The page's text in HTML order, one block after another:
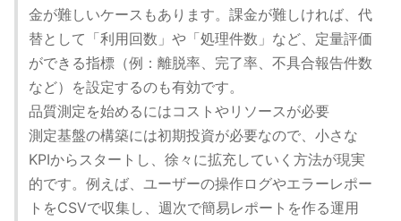
金が難しいケースもあります。課金が難しければ、代
替として「利用回数」や「処理件数」など、定量評価
ができる指標（例：離脱率、完了率、不具合報告件数
など）を設定するのも有効です。
品質測定を始めるにはコストやリソースが必要
測定基盤の構築には初期投資が必要なので、小さな
KPIからスタートし、徐々に拡充していく方法が現実
的です。例えば、ユーザーの操作ログやエラーレポー
トをCSVで収集し、週次で簡易レポートを作る運用